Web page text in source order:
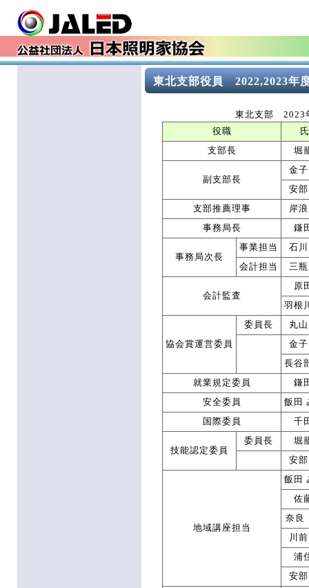
東北支部役員 2022,2023年
東北支部 2023
役職
支部長
堀
副支部長
金
安
支部推薦理事
岸
事務局長
鎌
事務局次長
事業担当
石
会計担当
三
会計監査
原
羽根
協会賞運営委員
委員長
丸
金
長谷
就業規定委員
鎌
安全委員
飯田
国際委員
千
技能認定委員
委員長
堀
安
地域講座担当
飯田
佐
奈
川
浦
安